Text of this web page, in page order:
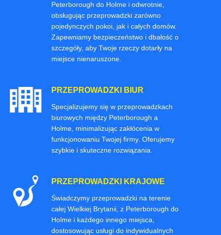
Peterborough do Holme i odwrotnie,
obsługując przeprowadzki zarówno
pojedynczych pokoi, jak i całych domów.
Zapewniamy bezpieczeństwo i dbałość o
szczegóły, aby Twoje rzeczy dotarły na
miejsce nienaruszone.
PRZEPROWADZKI BIUR
Specjalizujemy się w przeprowadzkach
biurowych między Peterborough a
Holme, minimalizując zakłócenia w
funkcjonowaniu Twojej firmy. Oferujemy
szybkie i skuteczne rozwiązania.
PRZEPROWADZKI KRAJOWE
Świadczymy przeprowadzki na terenie
całej Wielkiej Brytanii, z Peterborough do
Holme i każdego innego miejsca,
dostosowując usługi do indywidualnych